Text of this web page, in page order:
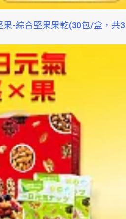
-綜合堅果果乾(30包/盒，共3